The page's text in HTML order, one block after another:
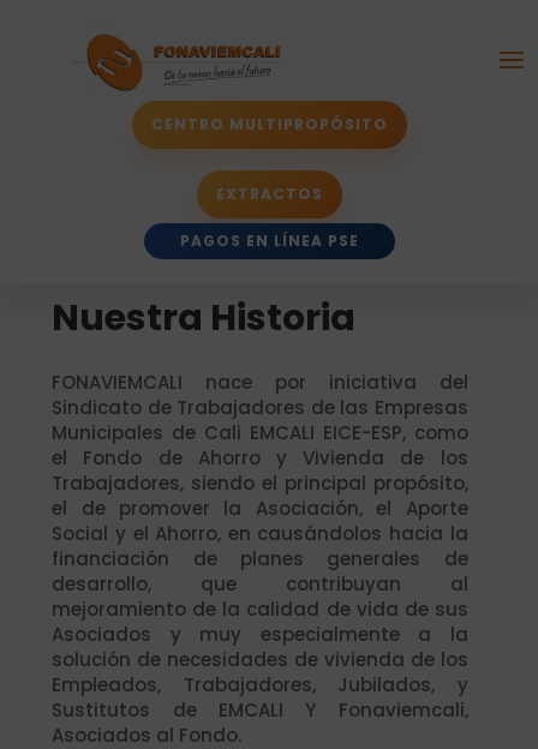
CENTRO MULTIPROPÓSITO
EXTRACTOS
PAGOS EN LÍNEA PSE
Nuestra Historia
FONAVIEMCALI nace por iniciativa del
Sindicato de Trabajadores de las Empresas
Municipales de Cali EMCALI EICE-ESP, como
el Fondo de Ahorro y Vivienda de los
Trabajadores, siendo el principal propósito,
el de promover la Asociación, el Aporte
Social y el Ahorro, en causándolos hacia la
financiación de planes generales de
desarrollo, que contribuyan al
mejoramiento de la calidad de vida de sus
Asociados y muy especialmente a la
solución de necesidades de vivienda de los
Empleados, Trabajadores, Jubilados, y
Sustitutos de EMCALI Y Fonaviemcali,
Asociados al Fondo.